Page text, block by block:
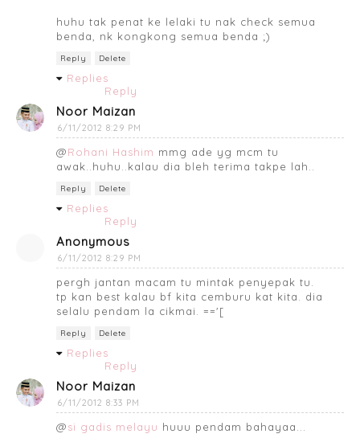
huhu tak penat ke lelaki tu nak check semua
benda, nk kongkong semua benda ;)
Reply Delete
Replies
Reply
Noor Maizan
6/11/2012 8:29 PM
@Rohani Hashim mmg ade yg mcm tu
awak..huhu..kalau dia bleh terima takpe lah..
Reply Delete
Replies
Reply
Anonymous
6/11/2012 8:29 PM
pergh jantan macam tu mintak penyepak tu.
tp kan best kalau bf kita cemburu kat kita. dia
selalu pendam la cikmai. =='[
Reply Delete
Replies
Reply
Noor Maizan
6/11/2012 8:33 PM
@si gadis melayu huuu pendam bahayaa...